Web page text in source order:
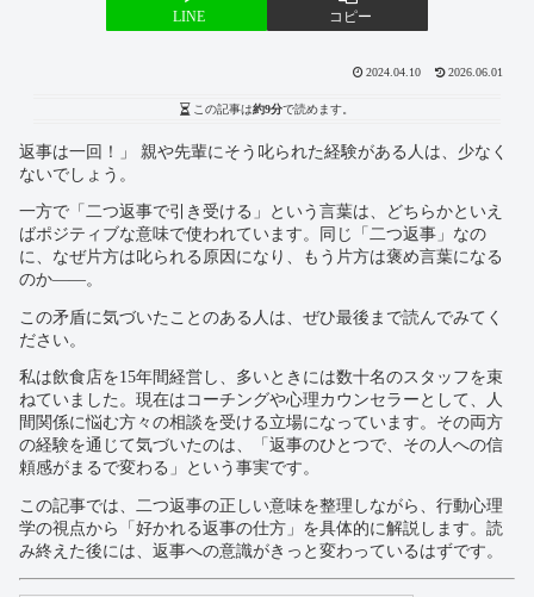
LINE コピー
2024.04.10 2026.06.01
この記事は約9分で読めます。
返事は一回！」 親や先輩にそう叱られた経験がある人は、少なく
ないでしょう。
一方で「二つ返事で引き受ける」という言葉は、どちらかといえ
ばポジティブな意味で使われています。同じ「二つ返事」なの
に、なぜ片方は叱られる原因になり、もう片方は褒め言葉になる
のか——。
この矛盾に気づいたことのある人は、ぜひ最後まで読んでみてく
ださい。
私は飲食店を15年間経営し、多いときには数十名のスタッフを束
ねていました。現在はコーチングや心理カウンセラーとして、人
間関係に悩む方々の相談を受ける立場になっています。その両方
の経験を通じて気づいたのは、「返事のひとつで、その人への信
頼感がまるで変わる」という事実です。
この記事では、二つ返事の正しい意味を整理しながら、行動心理
学の視点から「好かれる返事の仕方」を具体的に解説します。読
み終えた後には、返事への意識がきっと変わっているはずです。